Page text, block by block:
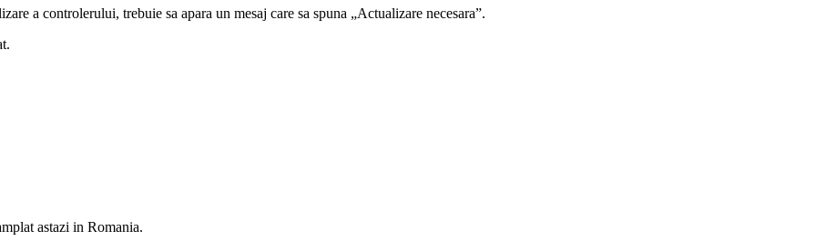
a controlerului, trebuie sa apara un mesaj care sa spuna „Actualizare necesara”.
astazi in Romania.